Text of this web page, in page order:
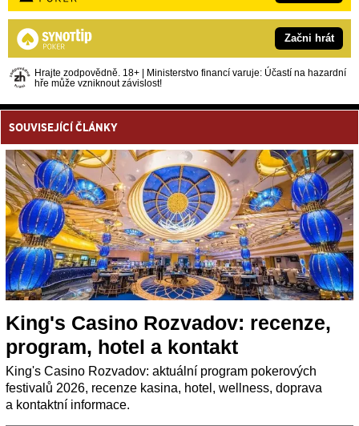
Začni hrát
Hrajte zodpovědně. 18+ | Ministerstvo financí varuje: Účastí na hazardní
hře může vzniknout závislost!
SOUVISEJÍCÍ ČLÁNKY
King's Casino Rozvadov: recenze,
program, hotel a kontakt
King's Casino Rozvadov: aktuální program pokerových
festivalů 2026, recenze kasina, hotel, wellness, doprava
a kontaktní informace.